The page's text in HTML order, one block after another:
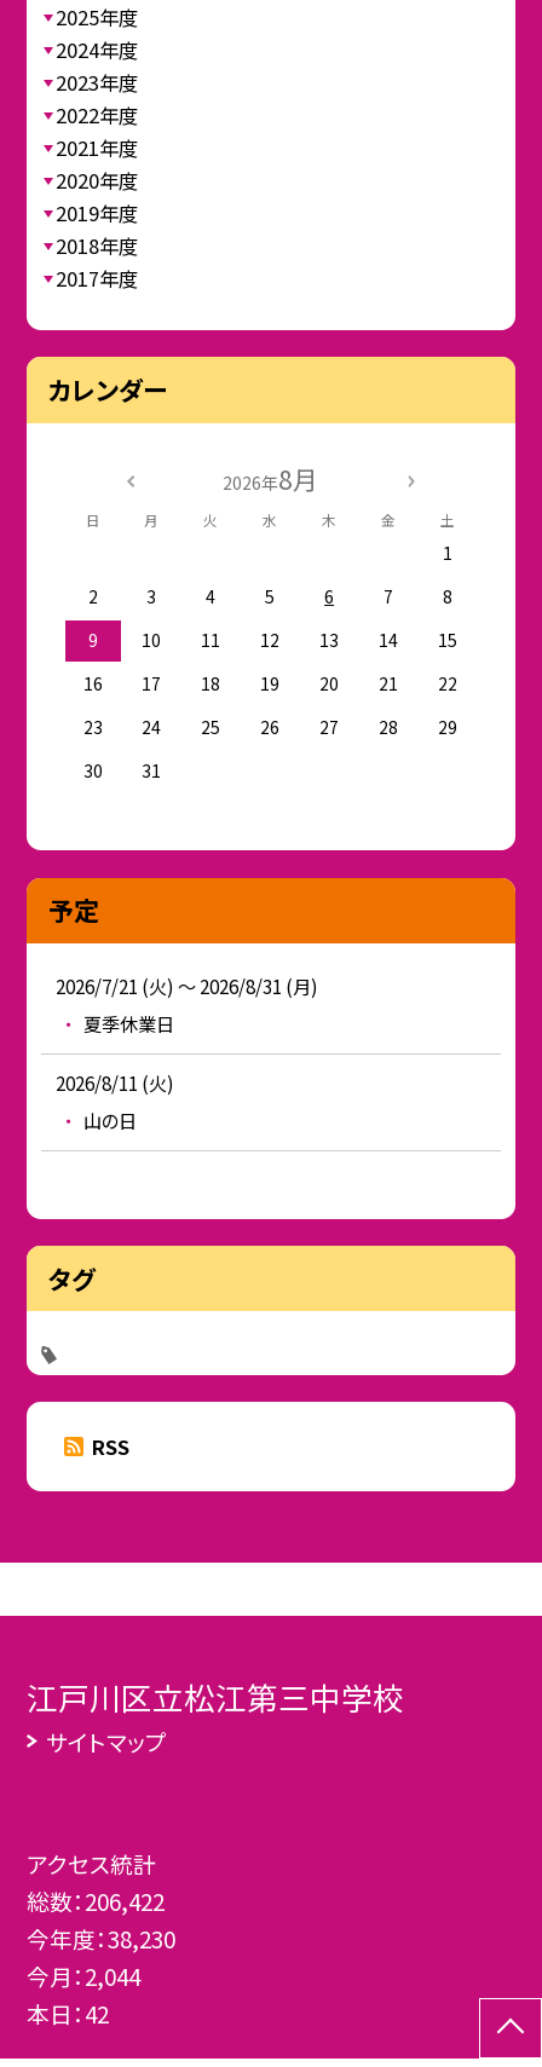
2025年度
2024年度
2023年度
2022年度
2021年度
2020年度
2019年度
2018年度
2017年度
カレンダー
2026年8月
日 月 火 水 木 金 土
1
2
3 4 5 6 7
8
9
10 11 12 13 14
15
16
17 18 19 20 21
22
23
24 25 26 27 28
29
30
31
予定
2026/7/21 (火) ～ 2026/8/31 (月)
夏季休業日
2026/8/11 (火)
山の日
タグ
RSS
江戸川区立松江第三中学校
サイトマップ
アクセス統計
総数：206,422
今年度：38,230
今月：2,044
本日：42